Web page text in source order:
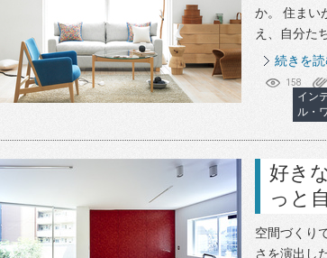
か。 住まい
え、自分た
続きを
158
イン
ル・
好き
っと
空間づくり
さを演出し